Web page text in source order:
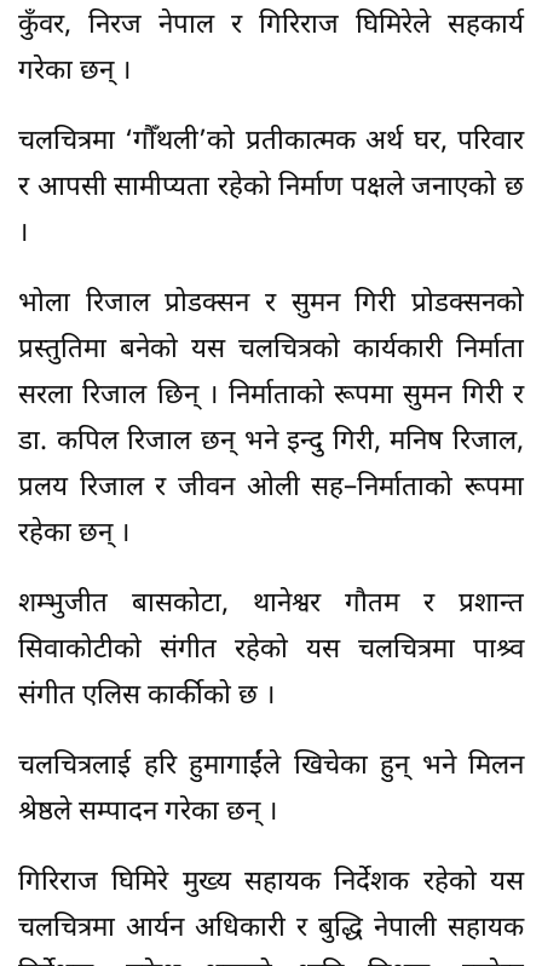
कुँवर, निरज नेपाल र गिरिराज घिमिरेले सहकार्य
गरेका छन् ।
चलचित्रमा ‘गौँथली’को प्रतीकात्मक अर्थ घर, परिवार
र आपसी सामीप्यता रहेको निर्माण पक्षले जनाएको छ
।
भोला रिजाल प्रोडक्सन र सुमन गिरी प्रोडक्सनको
प्रस्तुतिमा बनेको यस चलचित्रको कार्यकारी निर्माता
सरला रिजाल छिन् । निर्माताको रूपमा सुमन गिरी र
डा. कपिल रिजाल छन् भने इन्दु गिरी, मनिष रिजाल,
प्रलय रिजाल र जीवन ओली सह–निर्माताको रूपमा
रहेका छन् ।
शम्भुजीत बासकोटा, थानेश्वर गौतम र प्रशान्त
सिवाकोटीको संगीत रहेको यस चलचित्रमा पाश्र्व
संगीत एलिस कार्कीको छ ।
चलचित्रलाई हरि हुमागाईंले खिचेका हुन् भने मिलन
श्रेष्ठले सम्पादन गरेका छन् ।
गिरिराज घिमिरे मुख्य सहायक निर्देशक रहेको यस
चलचित्रमा आर्यन अधिकारी र बुद्धि नेपाली सहायक